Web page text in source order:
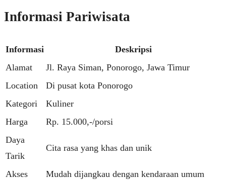
Informasi Pariwisata
Informasi
Deskripsi
Alamat
Jl. Raya Siman, Ponorogo, Jawa Timur
Location
Di pusat kota Ponorogo
Kategori
Kuliner
Harga
Rp. 15.000,-/porsi
Daya
Tarik
Cita rasa yang khas dan unik
Akses
Mudah dijangkau dengan kendaraan umum